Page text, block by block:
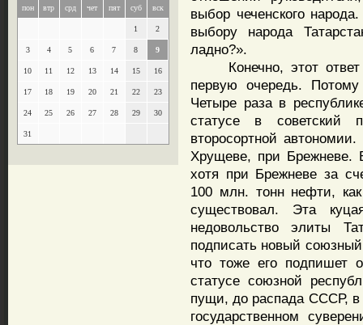
пон втр срд чет пят суб вск
1 2
3 4 5 6 7 8 9
10 11 12 13 14 15 16
17 18 19 20 21 22 23
24 25 26 27 28 29 30
31
выбор чеченского
выбору народа
ладно?».
Конечно, этот ответ
первую очередь.
Четыре раза в
статусе в советский
второсортной
Хрущеве, при Брежневе.
хотя при Брежневе за
100 млн. тонн нефти,
существовал. Эта
недовольство элиты
подписать новый
что тоже его подпишет
статусе союзной
пущи, до распада СССР, в
государственном